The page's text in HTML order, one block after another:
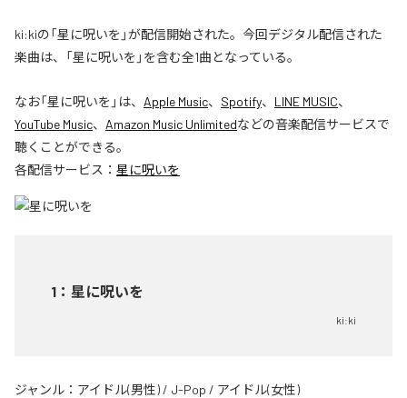
ki:kiの「星に呪いを」が配信開始された。今回デジタル配信された
楽曲は、「星に呪いを」を含む全1曲となっている。
なお「星に呪いを 」は、 Apple Music、 Spotify、 LINE MUSIC、
YouTube Music、 Amazon Music Unlimitedなどの音楽配信サービスで
聴くことができる。
各配信サービス： 星に呪いを
1 ： 星に呪いを
ki:ki
ジャンル： アイドル(男性) / J-Pop / アイドル(女性)